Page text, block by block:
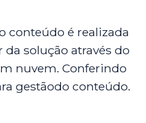
conteúdo é realizada
solução através do
nuvem. Conferindo
gestãodo conteúdo.